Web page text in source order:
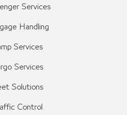
Services
Handling
Services
Services
Solutions
Control